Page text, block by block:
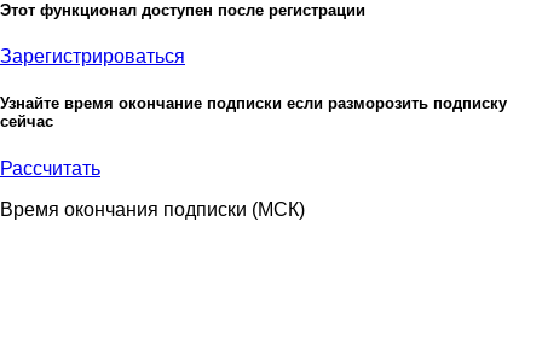
Этот функционал доступен после регистрации
Зарегистрироваться
Узнайте время окончание подписки если разморозить подписку
сейчас
Рассчитать
Время окончания подписки (МСК)